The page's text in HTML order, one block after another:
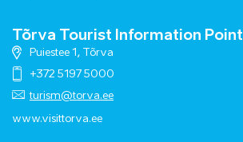
Tõrva Tourist Information Point
Puiestee 1, Tõrva
+372 5197 5000
turism@torva.ee
www.visittorva.ee